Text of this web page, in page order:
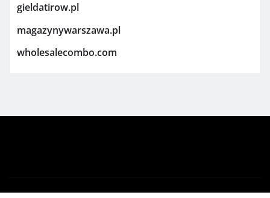
gieldatirow.pl
magazynywarszawa.pl
wholesalecombo.com